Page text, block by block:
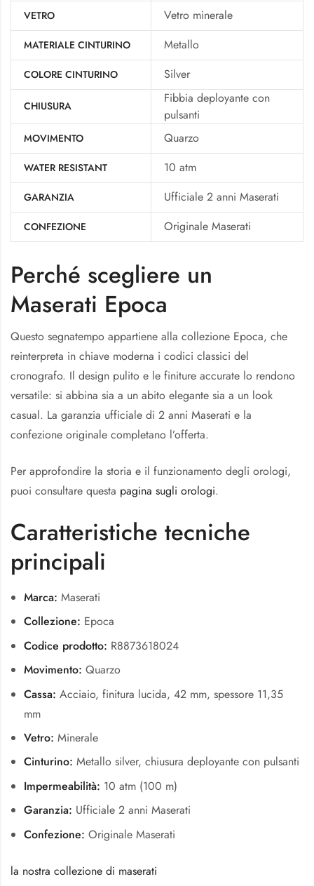
VETRO Vetro minerale
MATERIALE CINTURINO Metallo
COLORE CINTURINO Silver
CHIUSURA
Fibbia deployante con
pulsanti
MOVIMENTO Quarzo
WATER RESISTANT 10 atm
GARANZIA Ufficiale 2 anni Maserati
CONFEZIONE Originale Maserati
Perché scegliere un
Maserati Epoca
Questo segnatempo appartiene alla collezione Epoca, che
reinterpreta in chiave moderna i codici classici del
cronografo. Il design pulito e le finiture accurate lo rendono
versatile: si abbina sia a un abito elegante sia a un look
casual. La garanzia ufficiale di 2 anni Maserati e la
confezione originale completano l’offerta.
Per approfondire la storia e il funzionamento degli orologi,
puoi consultare questa pagina sugli orologi.
Caratteristiche tecniche
principali
Marca: Maserati
Collezione: Epoca
Codice prodotto: R8873618024
Movimento: Quarzo
Cassa: Acciaio, finitura lucida, 42 mm, spessore 11,35
mm
Vetro: Minerale
Cinturino: Metallo silver, chiusura deployante con pulsanti
Impermeabilità: 10 atm (100 m)
Garanzia: Ufficiale 2 anni Maserati
Confezione: Originale Maserati
la nostra collezione di maserati